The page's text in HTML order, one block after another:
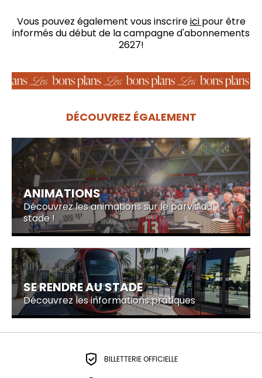
Vous pouvez également vous inscrireici pour être
informés du début de la campagne d'abonnements
2627!
DÉCOUVREZ ÉGALEMENT
ANIMATIONS
Découvrez les animations sur le parvis du
stade !
SE RENDRE AU STADE
Découvrez les informations pratiques
BILLETTERIE OFFICIELLE